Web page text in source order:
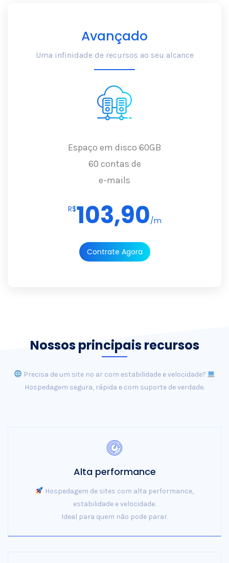
Avançado
Uma infinidade de recursos ao seu alcance
Espaço em disco 60GB
60 contas de
e-mails
R$103,90/m
Contrate Agora
Nossos principais recursos
Precisa de um site no ar com estabilidade e velocidade?
Hospedagem segura, rápida e com suporte de verdade.
Alta performance
Hospedagem de sites com alta performance,
estabilidade e velocidade.
Ideal para quem não pode parar.